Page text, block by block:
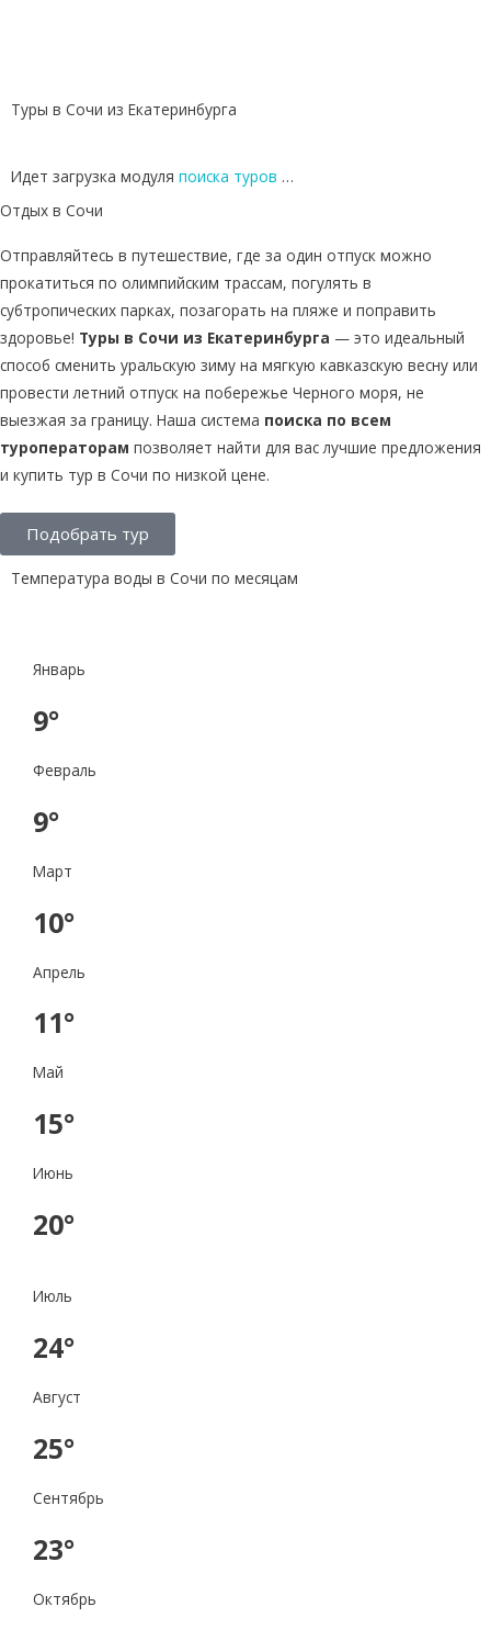
Туры в Сочи из Екатеринбурга
Идет загрузка модуля поиска туров …
Отдых в Сочи
Отправляйтесь в путешествие, где за один отпуск можно
прокатиться по олимпийским трассам, погулять в
субтропических парках, позагорать на пляже и поправить
здоровье! Туры в Сочи из Екатеринбурга — это идеальный
способ сменить уральскую зиму на мягкую кавказскую весну или
провести летний отпуск на побережье Черного моря, не
выезжая за границу. Наша система поиска по всем
туроператорам позволяет найти для вас лучшие предложения
и купить тур в Сочи по низкой цене.
Подобрать тур
Температура воды в Сочи по месяцам
Январь
9°
Февраль
9°
Март
10°
Апрель
11°
Май
15°
Июнь
20°
Июль
24°
Август
25°
Сентябрь
23°
Октябрь